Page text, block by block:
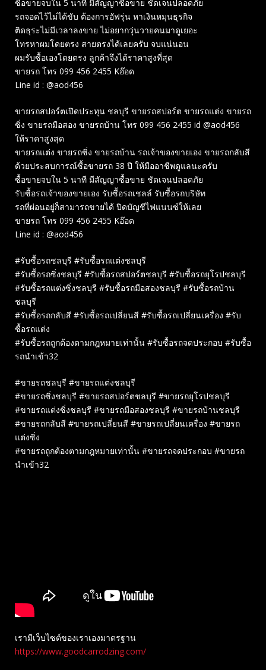
ซื้อขายจบใน 5 นาที มีสัญญาซื้อขาย ชัดเจนปลอดภัย
รถจอดไว้ไม่ได้ขับ ต้องการอัฟรุ่น หาเงินหมุนธุรกิจ
ติดธุระไม่มีเวลาลงขาย ไม่อยากวุ่นวายคนมาดูเยอะ
โทรหาผมโดยตรง สายตรงได้เลยครับ จบแน่นอน
ผมรับซื้อเองโดยตรง ลูกค้าจึงได้ราคาสูงที่สุด
ขายรถ โทร 099 456 2455 Kอ๊อด
Line id : @aod456
ขายรถสปอร์ตเปิดประทุน ชลบุรี ขายรถสปอร์ต ขายรถแต่ง ขายรถ
ซิ่ง ขายรถมือสอง ขายรถบ้าน โทร 099 456 2455 id @aod456
ให้ราคาสูงสุด
ขายรถแต่ง ขายรถซิ่ง ขายรถบ้าน รถเจ้าของขายเอง ขายรถกลับสี
ด้วยประสบการณ์ซื้อขายรถ 38 ปี ให้มืออาชีพดูแลนะครับ
ซื้อขายจบใน 5 นาที มีสัญญาซื้อขาย ชัดเจนปลอดภัย
รับซื้อรถเจ้าของขายเอง รับซื้อรถเชลล์ รับซื้อรถบริษัท
รถที่ผ่อนอยู่ก็สามารถขายได้ ปิดบัญชีไฟแนนซ์ให้เลย
ขายรถ โทร 099 456 2455 Kอ๊อด
Line id : @aod456
#รับซื้อรถชลบุรี #รับซื้อรถแต่งชลบุรี
#รับซื้อรถซิ่งชลบุรี #รับซื้อรถสปอร์ตชลบุรี #รับซื้อรถยุโรปชลบุรี
#รับซื้อรถแต่งซิ่งชลบุรี #รับซื้อรถมือสองชลบุรี #รับซื้อรถบ้าน
ชลบุรี
#รับซื้อรถกลับสี #รับซื้อรถเปลี่ยนสี #รับซื้อรถเปลี่ยนเครื่อง #รับ
ซื้อรถแต่ง
#รับซื้อรถถูกต้องตามกฎหมายเท่านั้น #รับซื้อรถจดประกอบ #รับซื้อ
รถนำเข้า32
#ขายรถชลบุรี #ขายรถแต่งชลบุรี
#ขายรถซิ่งชลบุรี #ขายรถสปอร์ตชลบุรี #ขายรถยุโรปชลบุรี
#ขายรถแต่งซิ่งชลบุรี #ขายรถมือสองชลบุรี #ขายรถบ้านชลบุรี
#ขายรถกลับสี #ขายรถเปลี่ยนสี #ขายรถเปลี่ยนเครื่อง #ขายรถ
แต่งซิ่ง
#ขายรถถูกต้องตามกฎหมายเท่านั้น #ขายรถจดประกอบ #ขายรถ
นำเข้า32
เรามีเว็บไซต์ของเราเองมาตรฐาน
https://www.goodcarrodzing.com/